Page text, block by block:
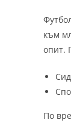
към
опит.
По